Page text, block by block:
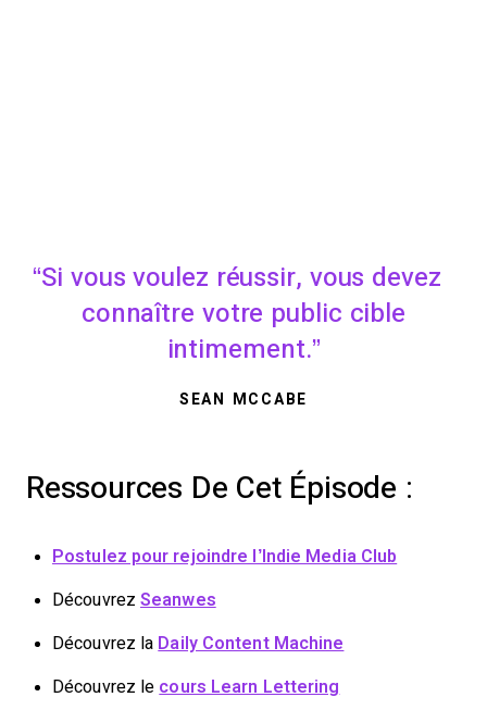
Si vous voulez réussir, vous devez
connaître votre public cible
intimement.
SEAN MCCABE
Ressources De Cet Épisode :
Postulez pour rejoindre l’Indie Media Club
Découvrez Seanwes
Découvrez la Daily Content Machine
Découvrez le cours Learn Lettering